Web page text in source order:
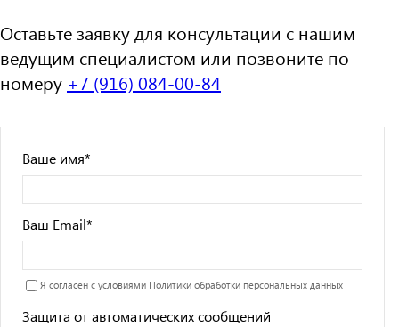
Оставьте заявку для консультации с нашим
ведущим специалистом или позвоните по
номеру +7 (916) 084-00-84
Ваше имя*
Ваш Email*
Я согласен с условиями Политики обработки персональных данных
Защита от автоматических сообщений